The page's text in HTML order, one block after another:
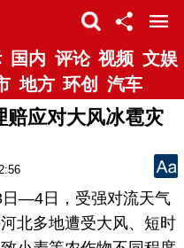
国内 评论 视频 文娱
地方 环创 汽车
赔应对大风冰雹灾
—4日，受强对流天气
北多地遭受大风、短时